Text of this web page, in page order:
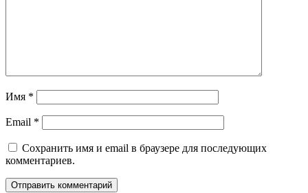
Имя *
Email *
Сохранить имя и email в браузере для последующих
комментариев.